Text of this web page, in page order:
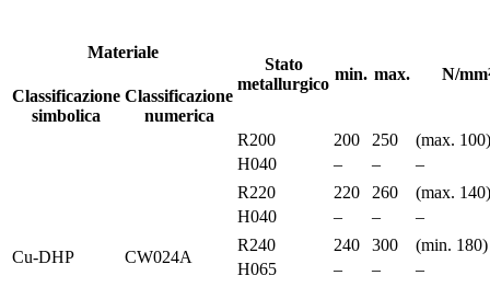
Materiale
Stato
metallurgico
min. max.
N/
Classificazione
simbolica
Classificazione
numerica
Cu-DHP CW024A
R200 200 250
(max. 100)
H040
– –
–
R220
220 260
(max. 140)
H040
– –
–
R240
240 300
(min. 180)
H065
– –
–